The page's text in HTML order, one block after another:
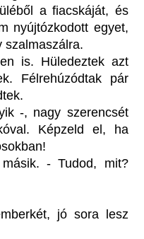
a fiacskáját, és
nyújtózkodott egyet,
szalmaszálra.
is. Hüledeztek azt
Félrehúzódtak pár
-, nagy szerencsét
Képzeld el, ha
- Tudod, mit?
jó sora lesz